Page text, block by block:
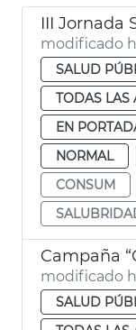
modificado
SALUD
TODAS LAS
EN
NORMAL
CONSUM
modificado
SALUD